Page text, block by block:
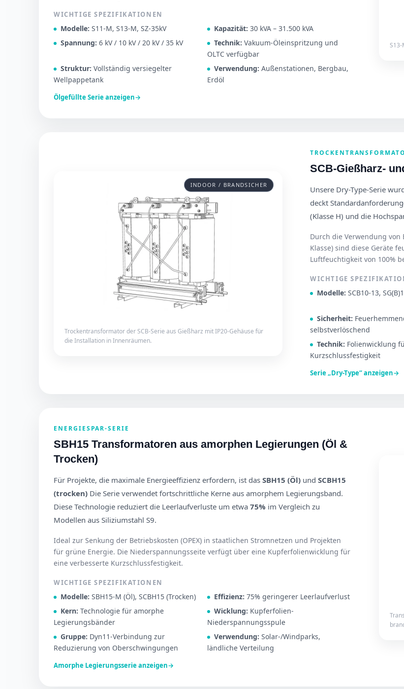
WICHTIGE SPEZIFIKATIONEN
Modelle: S11-M, S13-M, SZ-35kV Kapazität: 30 kVA – 31.500 kVA
Spannung: 6 kV / 10 kV / 20 kV / 35 kV Technik: Vakuum-Öleinspritzung und
OLTC verfügbar
Struktur: Vollständig versiegelter
Wellpappetank
Verwendung: Außenstationen, Bergbau,
Erdöl
Ölgefüllte Serie anzeigen→
INDOOR / BRANDSICHER
Trockentransformator der SCB-Serie aus Gießharz mit IP20-Gehäuse für
die Installation in Innenräumen.
SCB-Gießharz-
Unsere Dry-Type-Serie
deckt
(Klasse H) und die
Durch die Verwendung von
Klasse) sind diese Geräte
Luftfeuchtigkeit von 100%
WICHTIGE
Modelle: SCB10-13,
Sicherheit:
selbstverlöschend
Technik: Folienwicklung
Kurzschlussfestigkeit
Serie „Dry-Type“ anzeigen→
ENERGIESPAR-SERIE
SBH15 Transformatoren aus amorphen Legierungen (Öl &
Trocken)
Für Projekte, die maximale Energieeffizienz erfordern, ist dasSBH15 (Öl) undSCBH15
(trocken) Die Serie verwendet fortschrittliche Kerne aus amorphem Legierungsband.
Diese Technologie reduziert die Leerlaufverluste um etwa75% im Vergleich zu
Modellen aus Siliziumstahl S9.
Ideal zur Senkung der Betriebskosten (OPEX) in staatlichen Stromnetzen und Projekten
für grüne Energie. Die Niederspannungsseite verfügt über eine Kupferfolienwicklung für
eine verbesserte Kurzschlussfestigkeit.
WICHTIGE SPEZIFIKATIONEN
Modelle: SBH15-M (Öl), SCBH15 (Trocken) Effizienz: 75% geringerer Leerlaufverlust
Kern: Technologie für amorphe
Legierungsbänder
Wicklung: Kupferfolien-
Niederspannungsspule
Gruppe: Dyn11-Verbindung zur
Reduzierung von Oberschwingungen
Verwendung: Solar-/Windparks,
ländliche Verteilung
Amorphe Legierungsserie anzeigen→